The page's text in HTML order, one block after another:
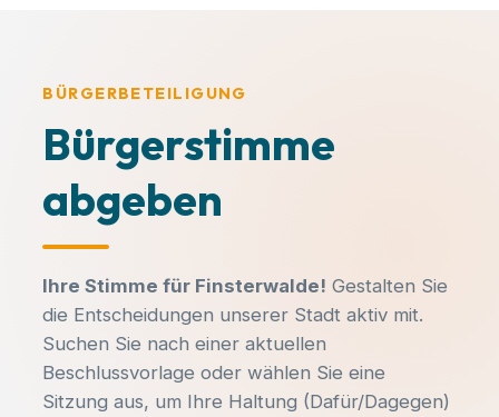
BÜRGERBETEILIGUNG
Bürgerstimme
abgeben
Ihre Stimme für Finsterwalde! Gestalten Sie
die Entscheidungen unserer Stadt aktiv mit.
Suchen Sie nach einer aktuellen
Beschlussvorlage oder wählen Sie eine
Sitzung aus, um Ihre Haltung (Dafür/Dagegen)
Veranstaltungstitel
DATUM
-
UHRZEIT
-
Finsterwalde aktiv
mitgestalten!
Kommunalpolitik entscheidet über den
Spielplatz um die Ecke, neue
Radwege und die Entwicklung unserer
Sängerstadt. Bei uns engagieren sich
Bürger für Bürger – ganz ohne
Parteibuch, Fraktionszwang oder
ideologische Vorgaben.